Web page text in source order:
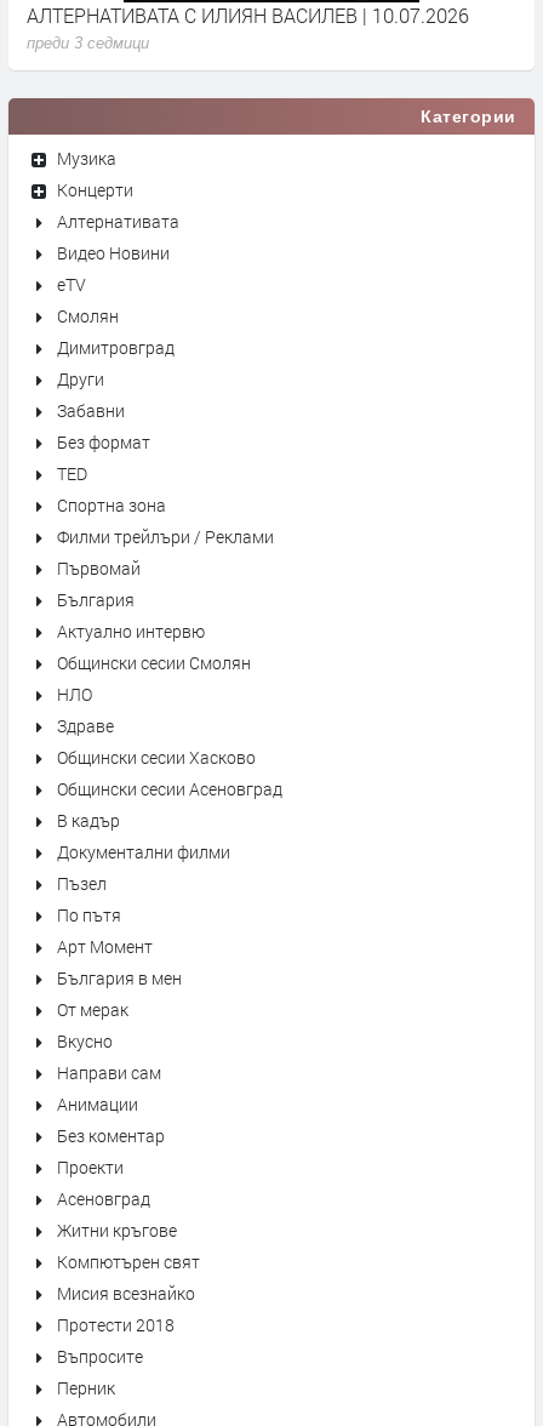
АЛТЕРНАТИВАТА С ИЛИЯН ВАСИЛЕВ | 10.07.2026
преди 3 седмици
Категории
Музика
Концерти
Алтернативата
Видео Новини
eTV
Смолян
Димитровград
Други
Забавни
Без формат
TED
Спортна зона
Филми трейлъри / Реклами
Първомай
България
Актуално интервю
Общински сесии Смолян
НЛО
Здраве
Общински сесии Хасково
Общински сесии Асеновград
В кадър
Документални филми
Пъзел
По пътя
Арт Момент
България в мен
От мерак
Вкусно
Направи сам
Анимации
Без коментар
Проекти
Асеновград
Житни кръгове
Компютърен свят
Мисия всезнайко
Протести 2018
Въпросите
Перник
Автомобили